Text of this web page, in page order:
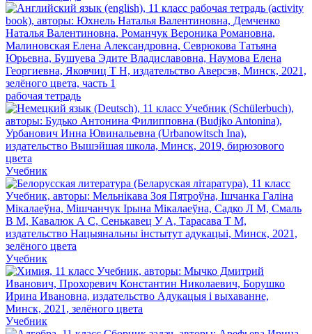
рабочая тетрадь
Учебник
Учебник
Учебник